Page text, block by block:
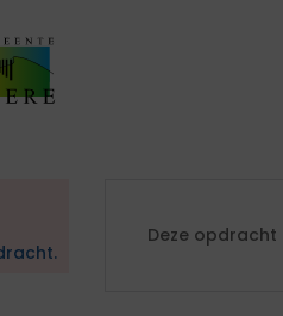
Deze opdracht